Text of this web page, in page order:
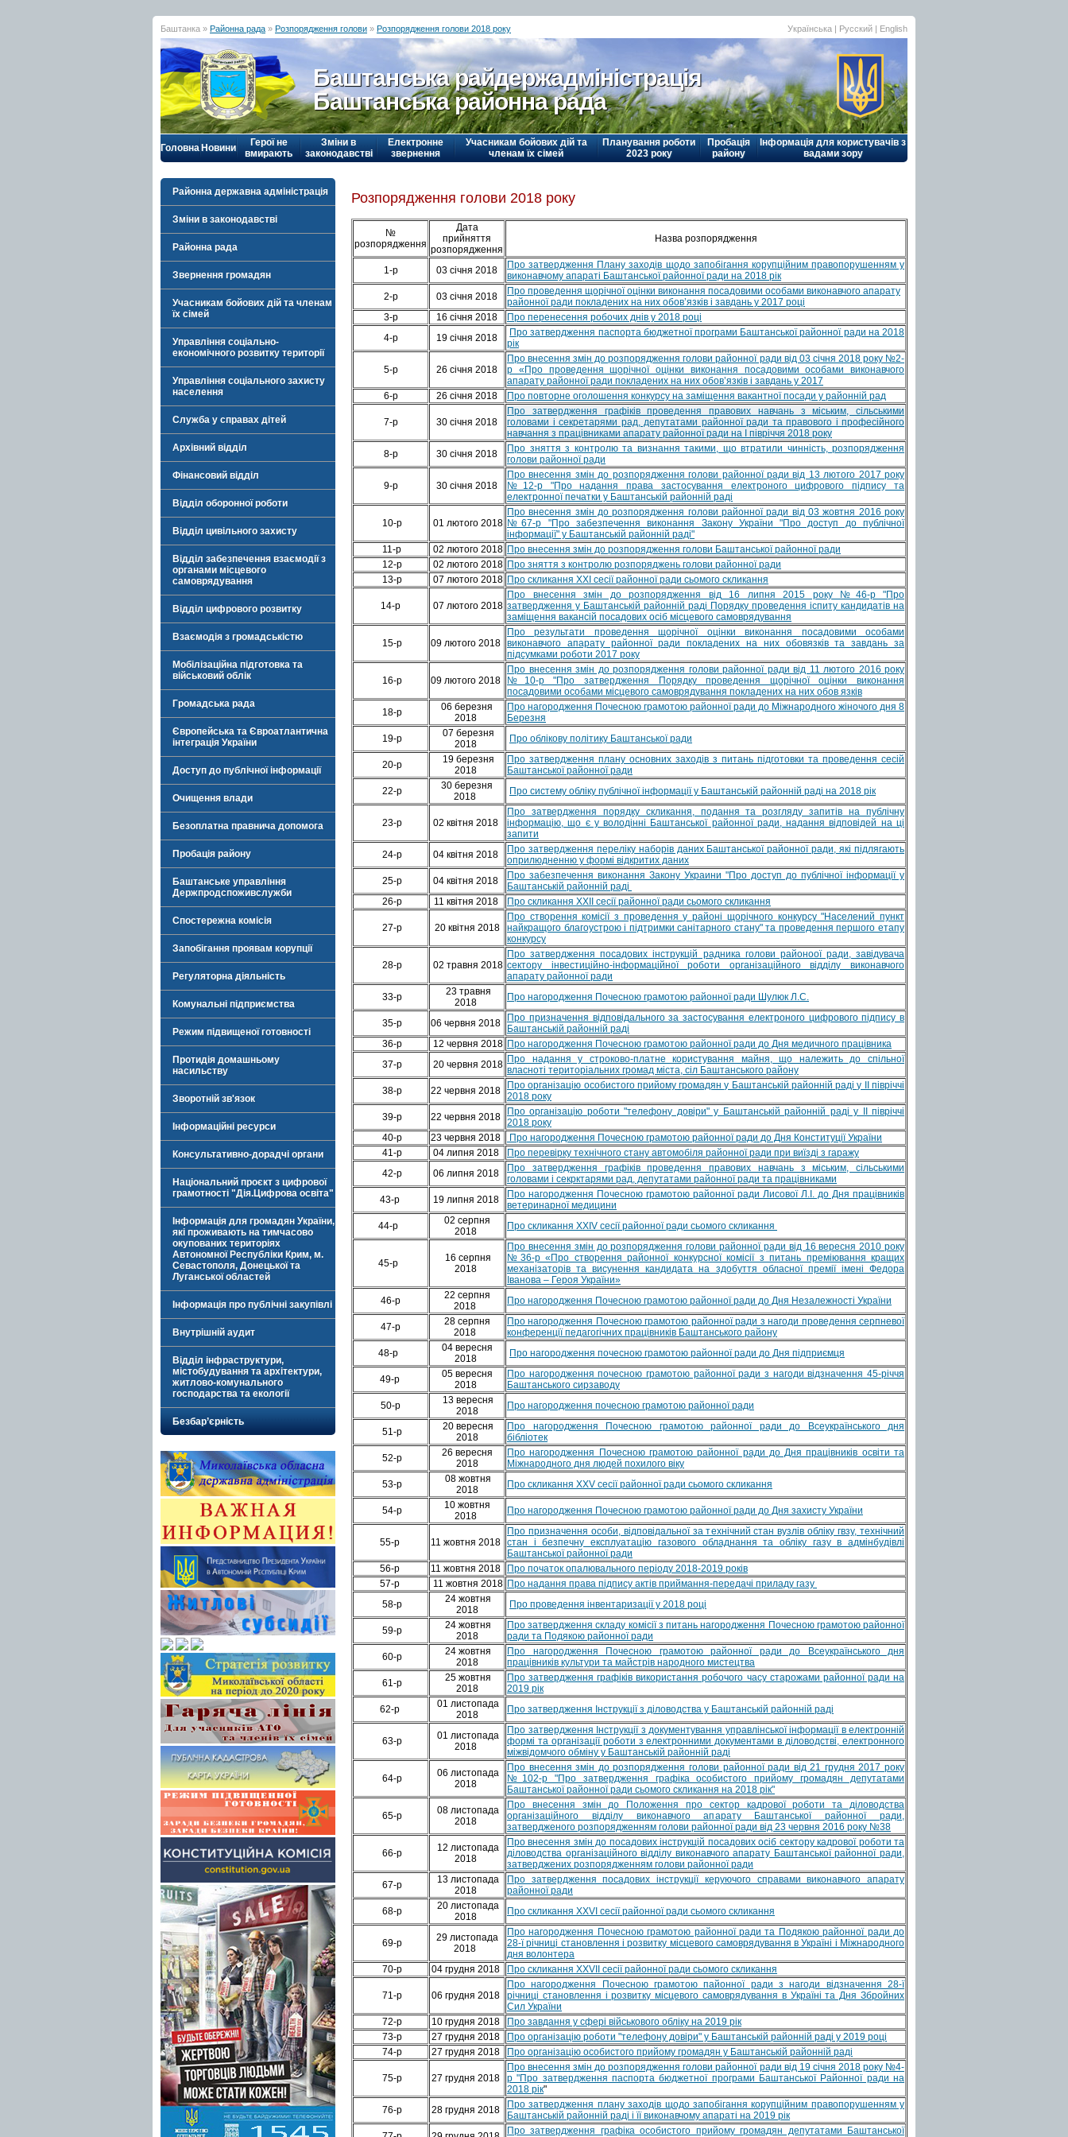
Баштанка » Районна рада » Розпорядження голови » Розпорядження голови 2018 року Українська | Русский | English
Баштанська райдержадміністрація
Баштанська районна рада
Головна Новини
Герої не
вмирають
Зміни в
законодавстві
Електронне
звернення
Учасникам бойових дій та
членам їх сімей
Планування роботи
2023 року
Пробація
району
Інформація для користувачів з
вадами зору
Районна державна адміністрація
Зміни в законодавстві
Районна рада
Звернення громадян
Учасникам бойових дій та членам
їх сімей
Управління соціально-
економічного розвитку території
Управління соціального захисту
населення
Служба у справах дітей
Архівний відділ
Фінансовий відділ
Відділ оборонної роботи
Відділ цивільного захисту
Відділ забезпечення взаємодії з
органами місцевого
самоврядування
Відділ цифрового розвитку
Взаємодія з громадськістю
Мобілізаційна підготовка та
військовий облік
Громадська рада
Європейська та Євроатлантична
інтеграція України
Доступ до публічної інформації
Очищення влади
Безоплатна правнича допомога
Пробація району
Баштанське управління
Держпродспоживслужби
Спостережна комісія
Запобігання проявам корупції
Регуляторна діяльність
Комунальні підприємства
Режим підвищеної готовності
Протидія домашньому
насильству
Зворотній зв'язок
Інформаційні ресурси
Консультативно-дорадчі органи
Національний проєкт з цифрової
грамотності "Дія.Цифрова освіта"
Інформація для громадян України,
які проживають на тимчасово
окупованих територіях
Автономної Республіки Крим, м.
Севастополя, Донецької та
Луганської областей
Інформація про публічні закупівлі
Внутрішній аудит
Відділ інфраструктури,
містобудування та архітектури,
житлово-комунального
господарства та екології
Безбар’єрність
Розпорядження голови 2018 року
№
розпорядження
Дата
прийняття
розпорядження
Назва розпорядження
1-р 03 січня 2018
Про затвердження Плану заходів щодо запобігання корупційним правопорушенням у
виконавчому апараті Баштанської районної ради на 2018 рік
2-р
03 січня 2018
Про проведення щорічної оцінки виконання посадовими особами виконавчого апарату
районної ради покладених на них обов’язків і завдань у 2017 році
3-р
16 січня 2018
Про перенесення робочих днів у 2018 році
4-р
19 січня 2018
Про затвердження паспорта бюджетної програми Баштанської районної ради на 2018
рік
5-р 26 січня 2018
Про внесення змін до розпорядження голови районної ради від 03 січня 2018 року №2-
р «Про проведення щорічної оцінки виконання посадовими особами виконавчого
апарату районної ради покладених на них обов’язків і завдань у 2017
6-р
26 січня 2018 Про повторне оголошення конкурсу на заміщення вакантної посади у районній рад
7-р 30 січня 2018
Про затвердження графіків проведення правових навчань з міським, сільськими
головами і секретарями рад, депутатами районної ради та правового і професійного
навчання з працівниками апарату районної ради на І півріччя 2018 року
8-р
30 січня 2018
Про зняття з контролю та визнання такими, що втратили чинність, розпорядження
голови районної ради
9-р 30 січня 2018
Про внесення змін до розпорядження голови районної ради від 13 лютого 2017 року
№12-р "Про надання права застосування електроного цифрового підпису та
електронної печатки у Баштанській районній раді
10-р 01 лютого 2018
Про внесення змін до розпорядження голови районної ради від 03 жовтня 2016 року
№67-р "Про забезпечення виконання Закону України "Про доступ до публічної
інформації" у Баштанській районній раді"
11-р
02 лютого 2018 Про внесення змін до розпорядження голови Баштанської районної ради
12-р
02 лютого 2018 Про зняття з контролю розпоряджень голови районної ради
13-р
07 лютого 2018 Про скликання ХХІ сесії районної ради сьомого скликання
14-р 07 лютого 2018
Про внесення змін до розпорядження від 16 липня 2015 року №46-р "Про
затвердження у Баштанській районній раді Порядку проведення іспиту кандидатів на
заміщення вакансій посадових осіб місцевого самоврядування
15-р 09 лютого 2018
Про результати проведення щорічної оцінки виконання посадовими особами
виконавчого апарату районної ради покладених на них обовязків та завдань за
підсумками роботи 2017 року
16-р 09 лютого 2018
Про внесення змін до розпорядження голови районної ради від 11 лютого 2016 року
№10-р "Про затвердження Порядку проведення щорічної оцінки виконання
посадовими особами місцевого самоврядування покладених на них обов язків
18-р
06 березня
2018
Про нагородження Почесною грамотою районної ради до Міжнародного жіночого дня 8
Березня
19-р
07 березня
2018
Про облікову політику Баштанської ради
20-р
19 березня
2018
Про затвердження плану основних заходів з питань підготовки та проведення сесій
Баштанської районної ради
22-р
30 березня
2018
Про систему обліку публічної інформації у Баштанській районній раді на 2018 рік
23-р 02 квітня 2018
Про затвердження порядку скликання, подання та розгляду запитів на публічну
інформацію, що є у володінні Баштанської районної ради, надання відповідей на ці
запити
24-р
04 квітня 2018
Про затвердження переліку наборів даних Баштанської районної ради, які підлягають
оприлюдненню у формі відкритих даних
25-р
04 квітня 2018
Про забезпечення виконання Закону Украини "Про доступ до публічної інформації у
Баштанській районній раді
26-р
11 квітня 2018 Про cкликання ХХІІ сесії районної ради сьомого скликання
27-р 20 квітня 2018
Про створення комісії з проведення у районі щорічного конкурсу "Населений пункт
найкращого благоустрою і підтримки санітарного стану" та проведення першого етапу
конкурсу
28-р 02 травня 2018
Про затвердження посадових інструкцій радника голови районоої ради, завідувача
сектору інвестиційно-інформаційної роботи організаційного відділу виконавчого
апарату районної ради
33-р
23 травня
2018
Про нагородження Почесною грамотою районної ради Шулюк Л.С.
35-р 06 червня 2018
Про призначення відповідального за застосування електроного цифрового підпису в
Баштанській районній раді
36-р
12 червня 2018 Про нагородження Почесною грамотою районної ради до Дня медичного працівника
37-р
20 червня 2018 Про надання у строково-платне користування майня, що належить до спільної
власноті територіальних громад міста, сіл Баштанського району
38-р
22 червня 2018
Про організацію особистого прийому громадян у Баштанській районній раді у ІІ півріччі
2018 року
39-р
22 червня 2018
Про організацію роботи "телефону довіри" у Баштанській районній раді у ІІ півріччі
2018 року
40-р
23 червня 2018
Про нагородження Почесною грамотою районної ради до Дня Конституції України
41-р
04 липня 2018
Про перевірку технічного стану автомобіля районної ради при виїзді з гаражу
42-р
06 липня 2018
Про затвердження графіків проведення правових навчань з міським, сільськими
головами і секрктарями рад, депутатами районної ради та працівниками
43-р
19 липня 2018
Про нагородження Почесною грамотою районної ради Лисової Л.І. до Дня працівників
ветеринарної медицини
44-р
02 серпня
2018
Про скликання ХХІV сесії районної ради сьомого скликання
45-р
16 серпня
2018
Про внесення змін до розпорядження голови районної ради від 16 вересня 2010 року
№36-р «Про створення районної конкурсної комісії з питань преміювання кращих
механізаторів та висунення кандидата на здобуття обласної премії імені Федора
Іванова – Героя України»
46-р
22 серпня
2018
Про нагородження Почесною грамотою районної ради до Дня Незалежності України
47-р
28 серпня
2018
Про нагородження Почесною грамотою районної ради з нагоди проведення серпневої
конференції педагогічних працівників Баштанського району
48-р
04 вересня
2018
Про нагородження почесною грамотою районної ради до Дня підприємця
49-р
05 вересня
2018
Про нагородження почесною грамотою районної ради з нагоди відзначення 45-річчя
Баштанського сирзаводу
50-р
13 вересня
2018
Про нагородження почесною грамотою районної ради
51-р
20 вересня
2018
Про нагородження Почесною грамотою районної ради до Всеукраїнського дня
бібліотек
52-р
26 вересня
2018
Про нагородження Почесною грамотою районної ради до Дня працівників освіти та
Міжнародного дня людей похилого віку
53-р
08 жовтня
2018
Про скликання ХХV сесії районної ради сьомого скликання
54-р
10 жовтня
2018
Про нагородження Почесною грамотою районної ради до Дня захисту України
55-р 11 жовтня 2018
Про призначення особи, відповідальної за технічний стан вузлів обліку гвзу, технічний
стан і безпечну експлуатацію газового обладнання та обліку газу в адмінбудівлі
Баштанської районної ради
56-р
11 жовтня 2018
Про початок опалювального періоду 2018-2019 років
57-р
11 жовтня 2018 Про надання права підпису актів приймання-передачі приладу газу
58-р
24 жовтня
2018
Про проведення інвентаризації у 2018 році
59-р
24 жовтня
2018
Про затвердження складу комісії з питань нагородження Почесною грамотою районної
ради та Подякою районної ради
60-р
24 жовтня
2018
Про нагородження Почесною грамотою районної ради до Всеукраїнського дня
працівників культури та майстрів народного мистецтва
61-р
25 жовтня
2018
Про затвердження графіків використання робочого часу старожами районної ради на
2019 рік
62-р
01 листопада
2018
Про затвердження Інструкції з діловодства у Баштанській районній раді
63-р
01 листопада
2018
Про затвердження Інструкції з документування управлінської інформації в електронній
формі та організації роботи з електронними документами в діловодстві, електронного
міжвідомчого обміну у Баштанській районній раді
64-р
06 листопада
2018
Про внесення змін до розпорядження голови районної ради від 21 грудня 2017 року
№102-р "Про затвердження графіка особистого прийому громадян депутатами
Баштанської районної ради сьомого скликання на 2018 рік"
65-р
08 листопада
2018
Про внесення змін до Положення про сектор кадрової роботи та діловодства
організаційного відділу виконавчого апарату Баштанської районної ради,
затвердженого розпорядженням голови районної ради від 23 червня 2016 року №38
66-р
12 листопада
2018
Про внесення змін до посадових інструкцій посадових осіб сектору кадрової роботи та
діловодства організаційного відділу виконавчого апарату Баштанської районної ради,
затверджених розпорядженням голови районної ради
67-р
13 листопада
2018
Про затвердження посадових інструкції керуючого справами виконавчого апарату
районної ради
68-р
20 листопада
2018
Про скликання XXVI сесії районної ради сьомого скликання
69-р
29 листопада
2018
Про нагородження Почесною грамотою районної ради та Подякою районної ради до
28-ї річниці становлення і розвитку місцевого самоврядування в Україні і Міжнародного
дня волонтера
70-р
04 грудня 2018 Про скликання XXVII сесії районної ради сьомого скликання
71-р 06 грудня 2018
Про нагородження Почесною грамотою пайонної ради з нагоди відзначення 28-ї
річниці становлення і розвитку місцевого самоврядування в Україні та Дня Збройних
Сил України
72-р
10 грудня 2018
Про завдання у сфері військового обліку на 2019 рік
73-р
27 грудня 2018
Про організацію роботи "телефону довіри" у Баштанській районній раді у 2019 році
74-р
27 грудня 2018 Про організацію особистого прийому громадян у Баштанській районній раді
75-р 27 грудня 2018
Про внесення змін до розпорядження голови районної ради від 19 січня 2018 року №4-
р "Про затвердження паспорта бюджетної програми Баштанської Районної ради на
2018 рік"
76-р
28 грудня 2018
Про затвердження плану заходів щодо запобігання корупційним правопорушенням у
Баштанській районній раді і її виконавчому апараті на 2019 рік
Про затвердження графіка особистого прийому громадян депутатами Баштанської